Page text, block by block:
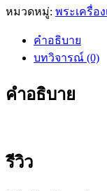
หมวดหมู่: พระเครื่อ
คำอธิบาย
บทวิจารณ์ (0)
คำอธิบาย
รีวิว